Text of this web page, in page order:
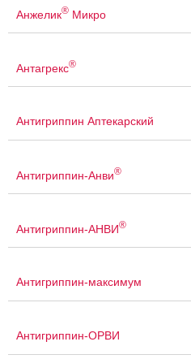
Анжелик® Микро
Антагрекс®
Антигриппин Аптекарский
Антигриппин-Анви®
Антигриппин-АНВИ®
Антигриппин-максимум
Антигриппин-ОРВИ